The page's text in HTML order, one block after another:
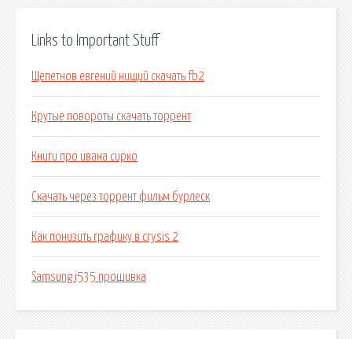
Links to Important Stuff
Щепетнов евгений нищий скачать fb2
Крутые повороты скачать торрент
Книги про ивана сирко
Скачать через торрент фильм бурлеск
Как понизить графику в crysis 2
Samsung i535 прошивка